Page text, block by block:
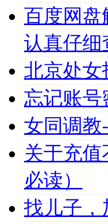
百度网盘
认真仔细
北京处女
忘记账号
女同调教
关于充
必读）
找儿子，